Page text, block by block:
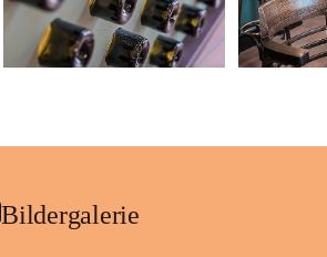
Bildergalerie